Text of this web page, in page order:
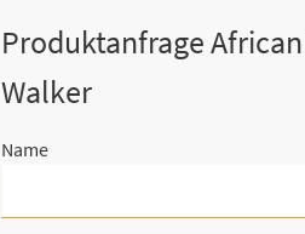
Produktanfrage
Walker
Name